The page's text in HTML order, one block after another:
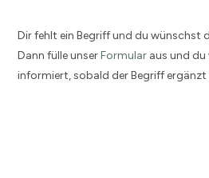
Dir fehlt ein Begriff und du wünschst
Dann fülle unserFormular aus und du
informiert, sobald der Begriff ergänzt